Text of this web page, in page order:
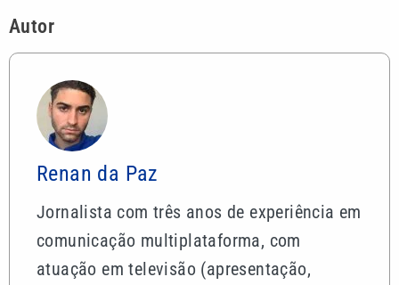
Autor
Renan da Paz
Jornalista com três anos de experiência em
comunicação multiplataforma, com
atuação em televisão (apresentação,